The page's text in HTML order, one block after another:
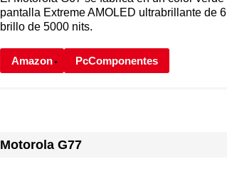
Amazon PcComponentes
pantalla Extreme AMOLED ultrabrillante de
brillo de 5000 nits.
Motorola G77